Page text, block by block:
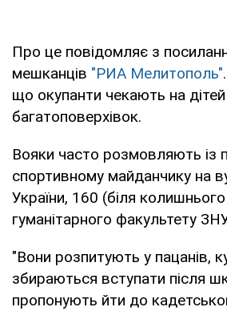
Про це повідомляє з
мешканців "РИА Мелитополь"
що окупанти чекають на
багатоповерхівок.
Вояки часто розмовляють із
спортивному майданчику на
України, 160 (біля
гуманітарного факультету
"Вони розпитують у пацанів,
збираються вступати після
пропонують йти до